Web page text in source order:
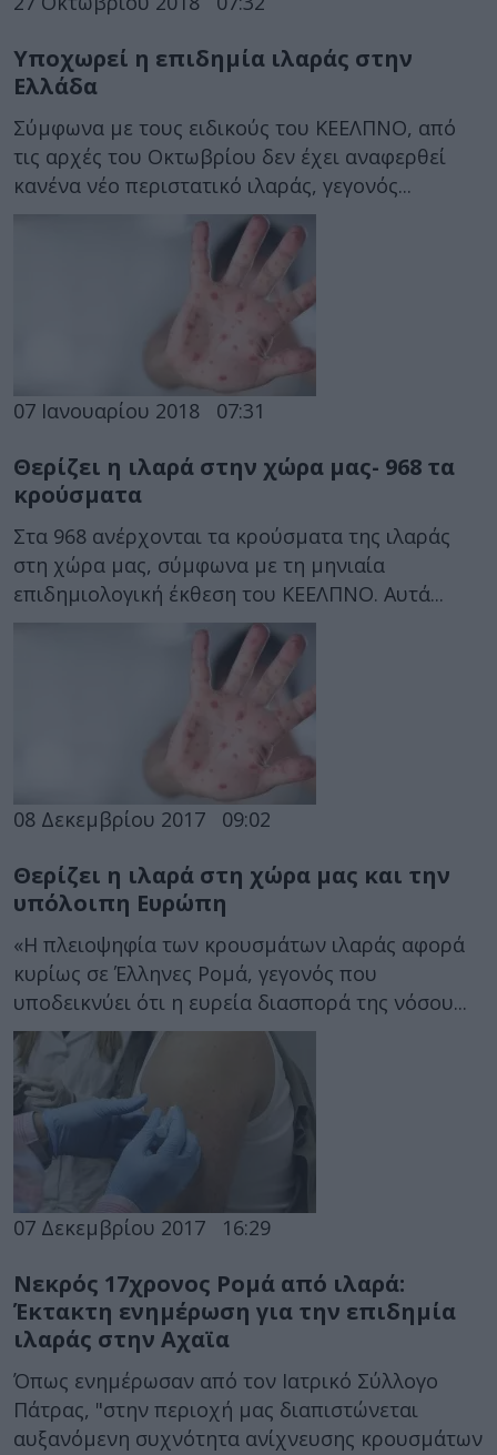
Υποχωρεί η επιδημία ιλαράς στην
Ελλάδα
Σύμφωνα με τους ειδικούς του ΚΕΕΛΠΝΟ, από
τις αρχές του Οκτωβρίου δεν έχει αναφερθεί
κανένα νέο περιστατικό ιλαράς, γεγονός...
07 Ιανουαρίου 2018 07:31
Θερίζει η ιλαρά στην χώρα μας- 968 τα
κρούσματα
Στα 968 ανέρχονται τα κρούσματα της ιλαράς
στη χώρα μας, σύμφωνα με τη μηνιαία
επιδημιολογική έκθεση του ΚΕΕΛΠΝΟ. Αυτά...
08 Δεκεμβρίου 2017 09:02
Θερίζει η ιλαρά στη χώρα μας και την
υπόλοιπη Ευρώπη
«Η πλειοψηφία των κρουσμάτων ιλαράς αφορά
κυρίως σε Έλληνες Ρομά, γεγονός που
υποδεικνύει ότι η ευρεία διασπορά της νόσου...
07 Δεκεμβρίου 2017 16:29
Νεκρός 17χρονος Ρομά από ιλαρά:
Έκτακτη ενημέρωση για την επιδημία
ιλαράς στην Αχαϊα
Όπως ενημέρωσαν από τον Ιατρικό Σύλλογο
Πάτρας, "στην περιοχή μας διαπιστώνεται
αυξανόμενη συχνότητα ανίχνευσης κρουσμάτων